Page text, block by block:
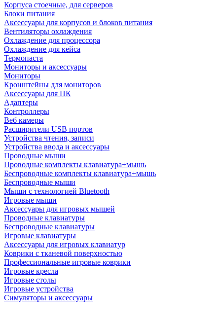
Корпуса стоечные, для серверов
Блоки питания
Аксессуары для корпусов и блоков питания
Вентиляторы охлаждения
Охлаждение для процессора
Охлаждение для кейса
Термопаста
Мониторы и аксессуары
Мониторы
Кронштейны для мониторов
Аксессуары для ПК
Адаптеры
Контроллеры
Веб камеры
Расширители USB портов
Устройства чтения, записи
Устройства ввода и аксессуары
Проводные мыши
Проводные комплекты клавиатура+мышь
Беспроводные комплекты клавиатура+мышь
Беспроводные мыши
Мыши с технологией Bluetooth
Игровые мыши
Аксессуары для игровых мышей
Проводные клавиатуры
Беспроводные клавиатуры
Игровые клавиатуры
Аксессуары для игровых клавиатур
Коврики с тканевой поверхностью
Профессиональные игровые коврики
Игровые кресла
Игровые столы
Игровые устройства
Симуляторы и аксессуары